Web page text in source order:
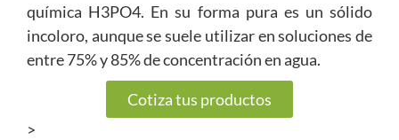
química H3PO4. En su forma pura es un sólido
incoloro, aunque se suele utilizar en soluciones de
entre 75% y 85% de concentración en agua.
Cotiza tus productos
>